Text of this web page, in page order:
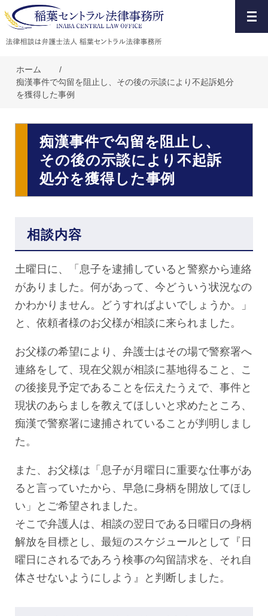
ホーム
/
痴漢事件で勾留を阻止し、その後の示談により不起訴処分
を獲得した事例
痴漢事件で勾留を阻止し、
その後の示談により不起訴
処分を獲得した事例
相談内容
土曜日に、「息子を逮捕していると警察から連絡
がありました。何があって、今どういう状況なの
かわかりません。どうすればよいでしょうか。」
と、依頼者様のお父様が相談に来られました。
お父様の希望により、弁護士はその場で警察署へ
連絡をして、現在父親が相談に基地得ること、こ
の後接見予定であることを伝えたうえで、事件と
現状のあらましを教えてほしいと求めたところ、
痴漢で警察署に逮捕されていることが判明しまし
た。
また、お父様は「息子が月曜日に重要な仕事があ
ると言っていたから、早急に身柄を開放してほし
い」とご希望されました。
そこで弁護人は、相談の翌日である日曜日の身柄
解放を目標とし、最短のスケジュールとして『日
曜日にされるであろう検事の勾留請求を、それ自
体させないようにしよう』と判断しました。